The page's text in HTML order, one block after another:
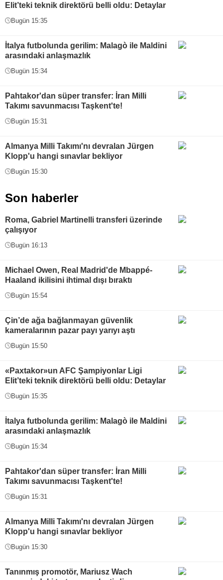
Elit’teki teknik direktörü belli oldu: Detaylar
Bugün 15:35
İtalya futbolunda gerilim: Malagò ile Maldini
arasındaki anlaşmazlık
Bugün 15:34
Pahtakor'dan süper transfer: İran Milli
Takımı savunmacısı Taşkent'te!
Bugün 15:31
Almanya Milli Takımı'nı devralan Jürgen
Klopp'u hangi sınavlar bekliyor
Bugün 15:30
Son haberler
Roma, Gabriel Martinelli transferi üzerinde
çalışıyor
Bugün 16:13
Michael Owen, Real Madrid'de Mbappé-
Haaland ikilisini ihtimal dışı bıraktı
Bugün 15:54
Çin’de ağa bağlanmayan güvenlik
kameralarının pazar payı yarıyı aştı
Bugün 15:50
«Paxtakor»un AFC Şampiyonlar Ligi
Elit’teki teknik direktörü belli oldu: Detaylar
Bugün 15:35
İtalya futbolunda gerilim: Malagò ile Maldini
arasındaki anlaşmazlık
Bugün 15:34
Pahtakor'dan süper transfer: İran Milli
Takımı savunmacısı Taşkent'te!
Bugün 15:31
Almanya Milli Takımı'nı devralan Jürgen
Klopp'u hangi sınavlar bekliyor
Bugün 15:30
Tanınmış promotör, Mariusz Wach